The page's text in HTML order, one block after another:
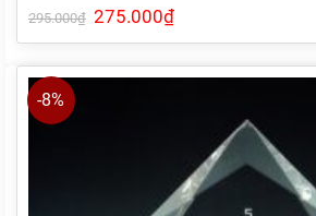
295.000₫ Giá
gốc
là:
275.000₫Giá
hiện
tại
275.000₫.
-8%